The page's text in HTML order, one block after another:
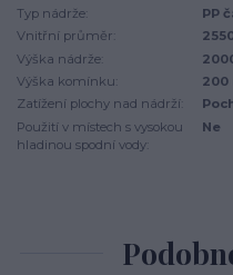
Typ nádrže:
PP
Vnitřní průměr:
Výška nádrže:
Výška komínku:
200
Zatížení plochy nad nádrží:
Použití v místech s vysokou
hladinou spodní vody:
Ne